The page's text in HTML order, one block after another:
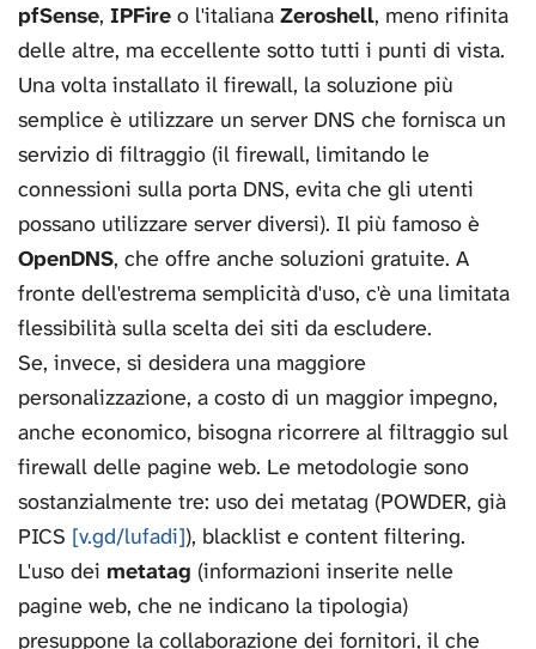
pfSense, IPFire o l'italiana Zeroshell, meno rifinita
delle altre, ma eccellente sotto tutti i punti di vista.
Una volta installato il firewall, la soluzione più
semplice è utilizzare un server DNS che fornisca un
servizio di filtraggio (il firewall, limitando le
connessioni sulla porta DNS, evita che gli utenti
possano utilizzare server diversi). Il più famoso è
OpenDNS, che offre anche soluzioni gratuite. A
fronte dell'estrema semplicità d'uso, c'è una limitata
flessibilità sulla scelta dei siti da escludere.
Se, invece, si desidera una maggiore
personalizzazione, a costo di un maggior impegno,
anche economico, bisogna ricorrere al filtraggio sul
firewall delle pagine web. Le metodologie sono
sostanzialmente tre: uso dei metatag (POWDER, già
PICS [v.gd/lufadi]), blacklist e content filtering.
L'uso dei metatag (informazioni inserite nelle
pagine web, che ne indicano la tipologia)
presuppone la collaborazione dei fornitori, il che